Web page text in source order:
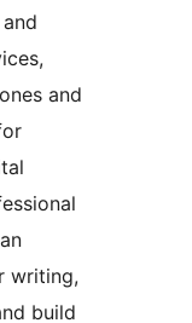
and
writing,
build